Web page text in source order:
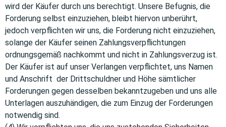
wird der Käufer durch uns berechtigt. Unsere Befugnis, die
Forderung selbst einzuziehen, bleibt hiervon unberührt,
jedoch verpflichten wir uns, die Forderung nicht einzuziehen,
solange der Käufer seinen Zahlungsverpflichtungen
ordnungsgemäß nachkommt und nicht in Zahlungsverzug ist.
Der Käufer ist auf unser Verlangen verpflichtet, uns Namen
und Anschrift der Drittschuldner und Höhe sämtlicher
Forderungen gegen desselben bekanntzugeben und uns alle
Unterlagen auszuhändigen, die zum Einzug der Forderungen
notwendig sind.